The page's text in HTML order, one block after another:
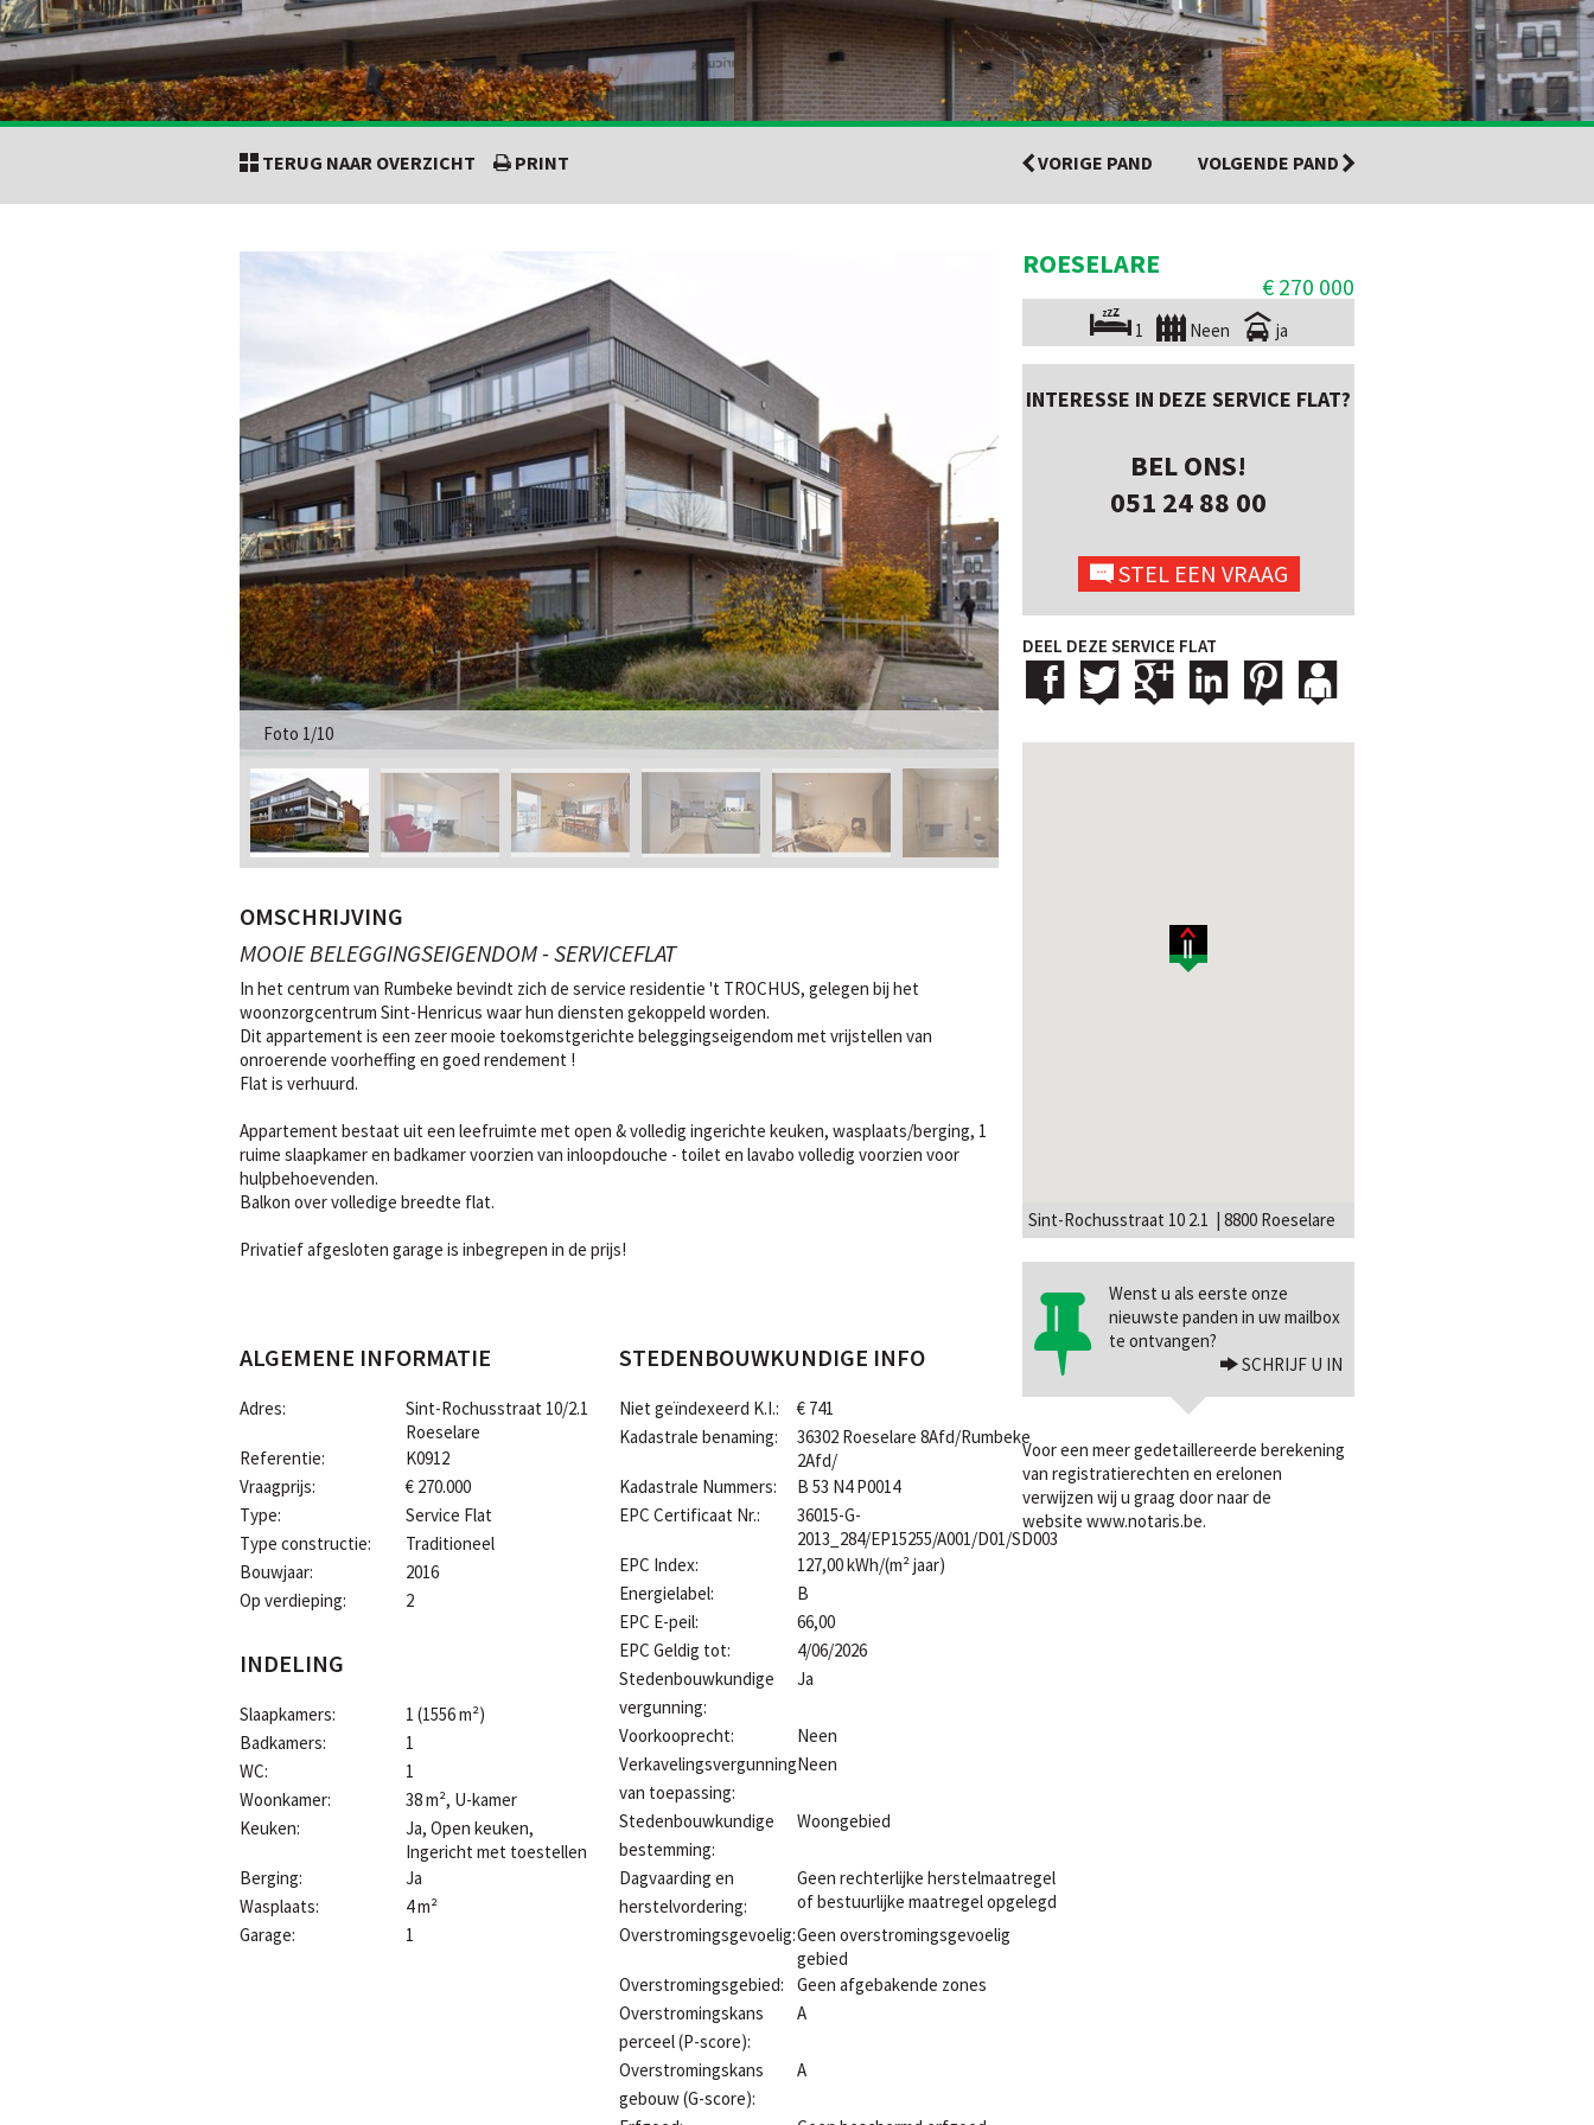
TERUG NAAR OVERZICHT PRINT VORIGE PAND VOLGENDE PAND
ROESELARE
€ 270 000
1 Neen ja
Foto 1/10
OMSCHRIJVING
MOOIE BELEGGINGSEIGENDOM - SERVICEFLAT
In het centrum van Rumbeke bevindt zich de service residentie 't TROCHUS, gelegen bij het
woonzorgcentrum Sint-Henricus waar hun diensten gekoppeld worden.
Dit appartement is een zeer mooie toekomstgerichte beleggingseigendom met vrijstellen van
onroerende voorheffing en goed rendement !
Flat is verhuurd.
Appartement bestaat uit een leefruimte met open & volledig ingerichte keuken, wasplaats/berging, 1
ruime slaapkamer en badkamer voorzien van inloopdouche - toilet en lavabo volledig voorzien voor
hulpbehoevenden.
Balkon over volledige breedte flat.
Privatief afgesloten garage is inbegrepen in de prijs!
ALGEMENE INFORMATIE
Adres:
Sint-Rochusstraat 10/2.1
Roeselare
Referentie:
K0912
Vraagprijs:
€ 270.000
Type:
Service Flat
Type constructie:
Traditioneel
Bouwjaar:
2016
Op verdieping:
2
INDELING
Slaapkamers: 1 (1556 m²)
Badkamers:
1
WC:
1
Woonkamer:
38 m², U-kamer
Keuken:
Ja, Open keuken,
Ingericht met toestellen
Berging:
Ja
Wasplaats:
4 m²
Garage:
1
STEDENBOUWKUNDIGE INFO
Niet geïndexeerd K.I.:
€ 741
Kadastrale benaming:
36302 Roeselare 8Afd/Rumbeke
2Afd/
Kadastrale Nummers:
B 53 N4 P0014
EPC Certificaat Nr.:
36015-G-
2013_284/EP15255/A001/D01/SD003
EPC Index:
127,00 kWh/(m² jaar)
Energielabel:
B
EPC E-peil:
66,00
EPC Geldig tot:
4/06/2026
Stedenbouwkundige
vergunning:
Ja
Voorkooprecht:
Neen
Verkavelingsvergunning
van toepassing:
Neen
Stedenbouwkundige
bestemming:
Woongebied
Dagvaarding en
herstelvordering:
Geen rechterlijke herstelmaatregel
of bestuurlijke maatregel opgelegd
Overstromingsgevoelig:Geen overstromingsgevoelig
gebied
Overstromingsgebied:
Geen afgebakende zones
Overstromingskans
perceel (P-score):
A
Overstromingskans
gebouw (G-score):
A
INTERESSE IN DEZE SERVICE FLAT?
BEL ONS!
051 24 88 00
STEL EEN VRAAG
DEEL DEZE SERVICE FLAT
Sint-Rochusstraat 10 2.1 | 8800 Roeselare
Wenst u als eerste onze
nieuwste panden in uw mailbox
te ontvangen?
SCHRIJF U IN
Voor een meer gedetaillereerde berekening
van registratierechten en erelonen
verwijzen wij u graag door naar de
website www.notaris.be.